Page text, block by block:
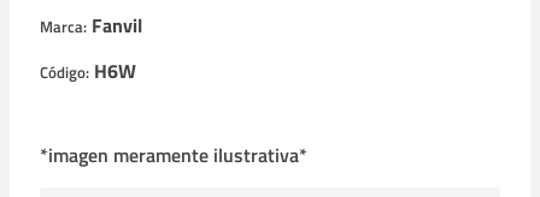
Marca: Fanvil
Código: H6W
*imagen meramente ilustrativa*